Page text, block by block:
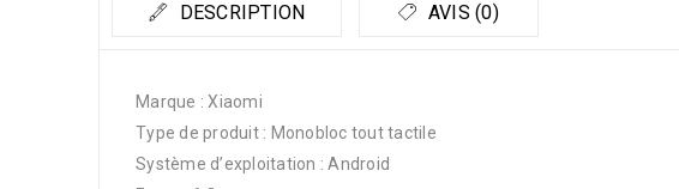
DESCRIPTION AVIS (0)
Marque : Xiaomi
Type de produit : Monobloc tout tactile
Système d’exploitation : Android